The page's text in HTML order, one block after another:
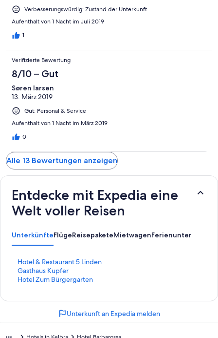
Verbesserungswürdig: Zustand der Unterkunft
Aufenthalt von 1 Nacht im Juli 2019
1
Verifizierte Bewertung
8/10 – Gut
Søren larsen
13. März 2019
Gut: Personal & Service
Aufenthalt von 1 Nacht im März 2019
0
Alle 13 Bewertungen anzeigen
Entdecke mit Expedia eine
Welt voller Reisen
UnterkünfteFlügeReisepaketeMietwagenFerienunterkünfte
Hotel & Restaurant 5 Linden
L
i
n
r
Gasthaus Kupfer
L
i
e
Hotel Zum Bürgergarten
L
d
Unterkunft an Expedia melden